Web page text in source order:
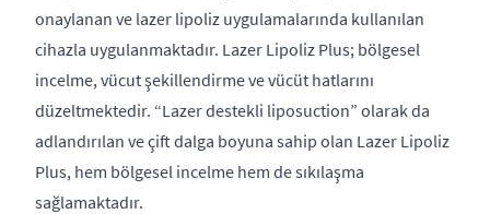
onaylanan ve lazer lipoliz uygulamalarında kullanılan
cihazla uygulanmaktadır. Lazer Lipoliz Plus; bölgesel
incelme, vücut şekillendirme ve vücüt hatlarını
düzeltmektedir. “Lazer destekli liposuction” olarak da
adlandırılan ve çift dalga boyuna sahip olan Lazer Lipoliz
Plus, hem bölgesel incelme hem de sıkılaşma
sağlamaktadır.